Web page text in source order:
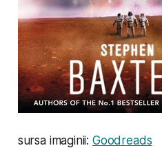
sursa imaginii: Goodreads